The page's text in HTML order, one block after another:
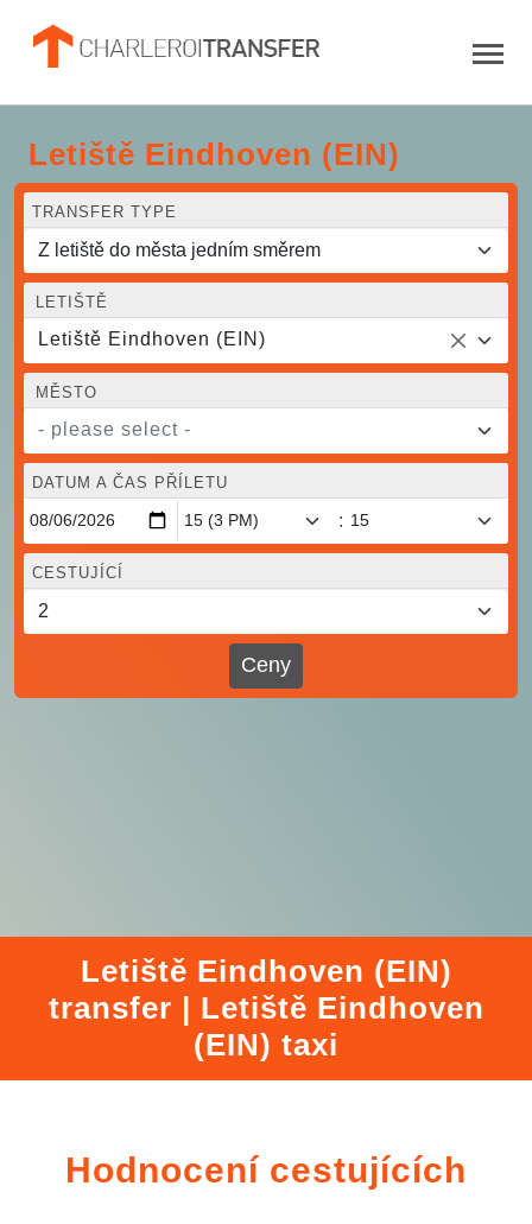
Letiště Eindhoven (EIN)
TRANSFER TYPE
LETIŠTĚ
Letiště Eindhoven (EIN)
MĚSTO
- please select -
DATUM A ČAS PŘÍLETU
:
CESTUJÍCÍ
Ceny
Letiště Eindhoven (EIN)
transfer | Letiště Eindhoven
(EIN) taxi
Hodnocení cestujících